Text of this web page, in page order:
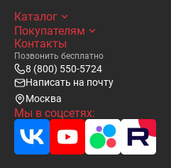
Каталог
Покупателям
Контакты
Позвонить бесплатно
8 (800) 550-5724
Написать на почту
Москва
Мы в соцсетях: